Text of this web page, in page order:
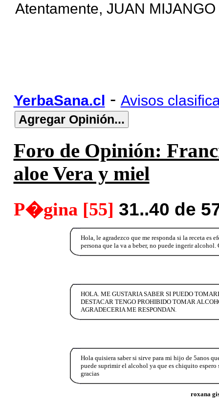
Atentamente, JUAN MIJANGO
YerbaSana.cl - Avisos
Foro de Opinión:
aloe Vera y miel
P�gina [55] 31..40 de
Hola, le agradezco que me responda si la receta es
persona que la va a beber, no puede ingerir alcohol.
HOLA. ME GUSTARIA SABER SI PUEDO
DESTACAR TENGO PROHIBIDO TOMAR
AGRADECERIA ME RESPONDAN.
Hola quisiera saber si sirve para mi hijo de 5anos
puede suprimir el alcohol ya que es chiquito espero
gracias
roxana